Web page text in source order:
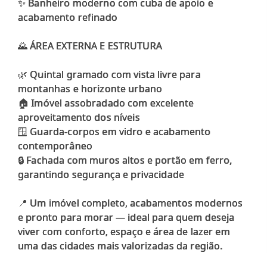
✨ Banheiro moderno com cuba de apoio e
acabamento refinado
🌄 ÁREA EXTERNA E ESTRUTURA
🌿 Quintal gramado com vista livre para
montanhas e horizonte urbano
🏠 Imóvel assobradado com excelente
aproveitamento dos níveis
🪟 Guarda-corpos em vidro e acabamento
contemporâneo
🔒 Fachada com muros altos e portão em ferro,
garantindo segurança e privacidade
📍 Um imóvel completo, acabamentos modernos
e pronto para morar — ideal para quem deseja
viver com conforto, espaço e área de lazer em
uma das cidades mais valorizadas da região.